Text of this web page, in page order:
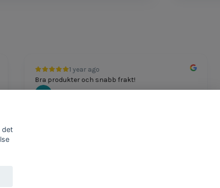
1 year ago
Bra produkter och snabb frakt!
det